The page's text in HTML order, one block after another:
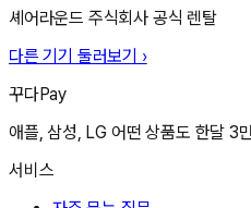
셰어라운드 주식회사 공식 렌탈
다른 기기 둘러보기 ›
꾸다Pay
애플, 삼성, LG 어떤 상품도 한달 3
서비스